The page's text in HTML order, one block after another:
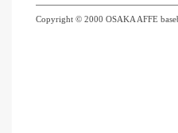
Copyright © 2000 OSAKA AFFE